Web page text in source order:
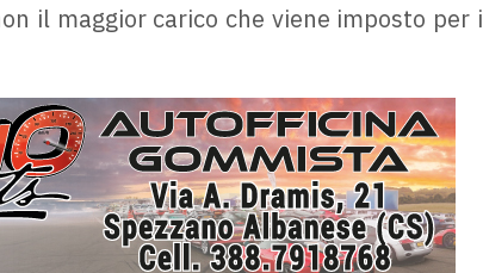
il maggior carico che viene imposto per i